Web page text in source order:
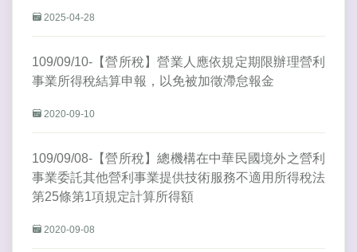
2025-04-28
109/09/10-【營所稅】營業人應依規定期限辦理營利
事業所得稅結算申報，以免被加徵滯怠報金
2020-09-10
109/09/08-【營所稅】總機構在中華民國境外之營利
事業委託其他營利事業提供技術服務不適用所得稅法
第25條第1項規定計算所得額
2020-09-08